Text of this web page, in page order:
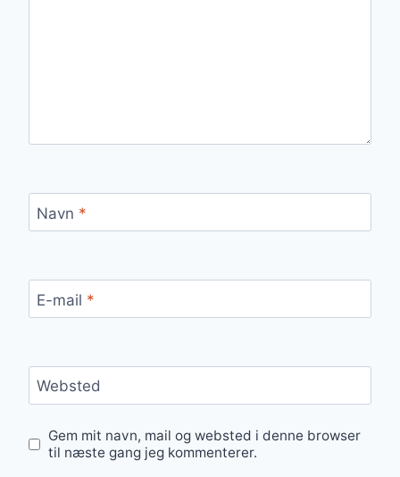
Navn *
E-mail *
Websted
Gem mit navn, mail og websted i denne browser
til næste gang jeg kommenterer.